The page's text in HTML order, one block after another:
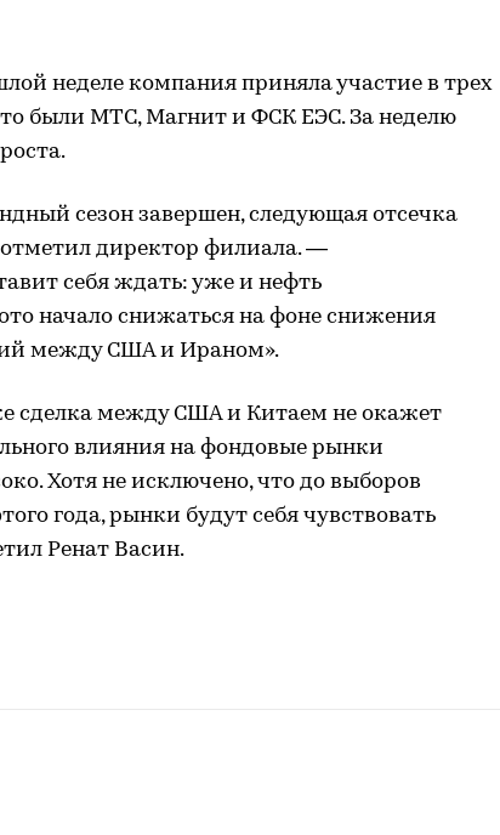
неделе компания приняла участие в трех
были МТС, Магнит и ФСК ЕЭС. За неделю
сезон завершен, следующая отсечка
директор филиала. —
себя ждать: уже и нефть
начало снижаться на фоне снижения
между США и Ираном».
сделка между США и Китаем не окажет
влияния на фондовые рынки
Хотя не исключено, что до выборов
года, рынки будут себя чувствовать
Ренат Васин.